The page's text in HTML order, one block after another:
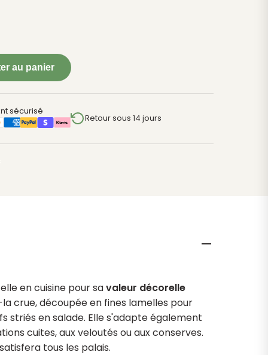
au panier
sécurisé
Retour sous 14 jours
en cuisine pour savaleur décorelle
crue, découpée en fines lamelles pour
striés en salade. Elle s'adapte également
cuites, aux veloutés ou aux conserves.
tous les palais.